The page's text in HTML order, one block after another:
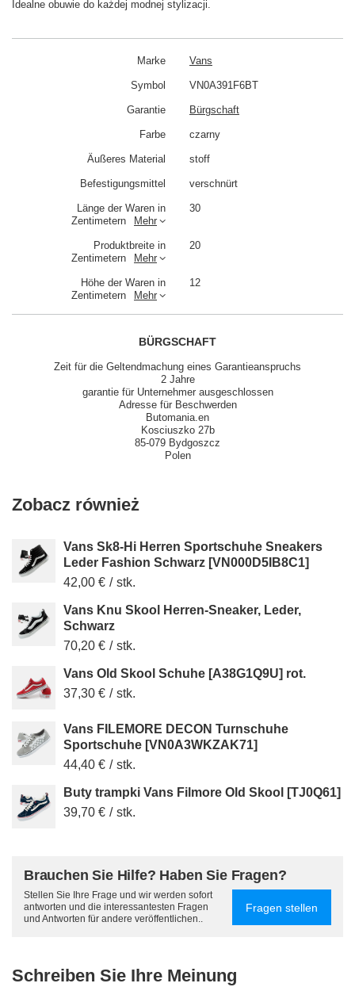
Idealne obuwie do każdej modnej stylizacji.
Marke Vans
Symbol VN0A391F6BT
Garantie Bürgschaft
Farbe czarny
Äußeres Material stoff
Befestigungsmittel verschnürt
Länge der Waren in
Zentimetern
Mehr
30
Produktbreite in
Zentimetern
Mehr
20
Höhe der Waren in
Zentimetern
Mehr
12
BÜRGSCHAFT
Zeit für die Geltendmachung eines Garantieanspruchs
2 Jahre
garantie für Unternehmer ausgeschlossen
Adresse für Beschwerden
Butomania.en
Kosciuszko 27b
85-079 Bydgoszcz
Polen
Zobacz również
Vans Sk8-Hi Herren Sportschuhe Sneakers
Leder Fashion Schwarz [VN000D5IB8C1]
42,00 € / stk.
Vans Knu Skool Herren-Sneaker, Leder,
Schwarz
70,20 € / stk.
Vans Old Skool Schuhe [A38G1Q9U] rot.
37,30 € / stk.
Vans FILEMORE DECON Turnschuhe
Sportschuhe [VN0A3WKZAK71]
44,40 € / stk.
Buty trampki Vans Filmore Old Skool [TJ0Q61]
39,70 € / stk.
Brauchen Sie Hilfe? Haben Sie Fragen?
Stellen Sie Ihre Frage und wir werden sofort
antworten und die interessantesten Fragen
und Antworten für andere veröffentlichen..
Fragen stellen
Schreiben Sie Ihre Meinung